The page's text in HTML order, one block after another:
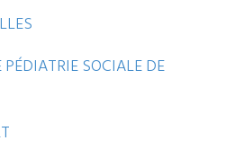
PÉDIATRIE SOCIALE DE